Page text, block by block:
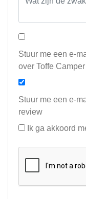
Stuur me een e-
over Toffe Camper
Stuur me een e-
review
Ik ga akkoord